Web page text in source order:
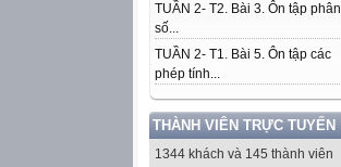
TUẦN 2- T2. Bài 3. Ôn tập phân
số...
TUẦN 2- T1. Bài 5. Ôn tập các
phép tính...
THÀNH VIÊN TRỰC TUYẾN
1344 khách và 145 thành viên